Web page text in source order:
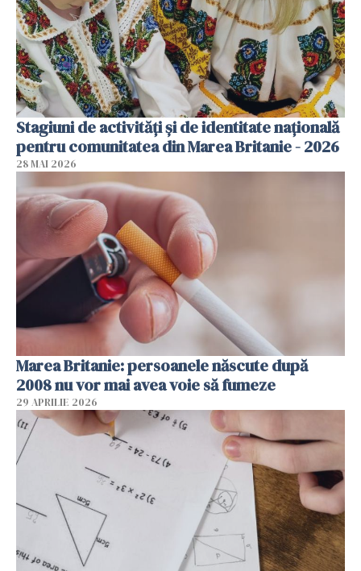
Stagiuni de activități și de identitate națională
pentru comunitatea din Marea Britanie - 2026
28 MAI 2026
Marea Britanie: persoanele născute după
2008 nu vor mai avea voie să fumeze
29 APRILIE 2026